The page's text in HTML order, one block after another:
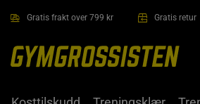
Gratis frakt over 799 kr Gratis retur